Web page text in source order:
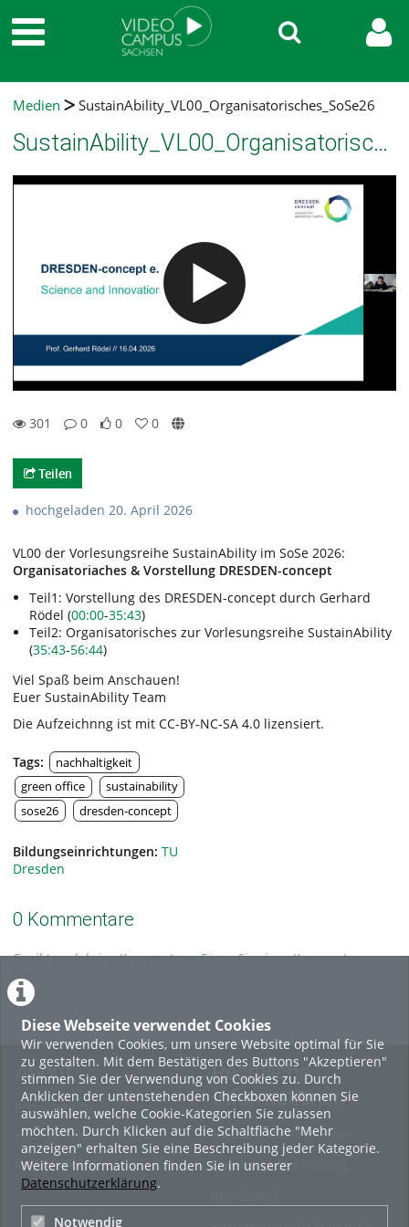
Diese Webseite verwendet Cookies
Wir verwenden Cookies, um unsere Website optimal für Sie
zu gestalten. Mit dem Bestätigen des Buttons "Akzeptieren"
stimmen Sie der Verwendung von Cookies zu. Durch
Anklicken der untenstehenden Checkboxen können Sie
auswählen, welche Cookie-Kategorien Sie zulassen
möchten. Durch Klicken auf die Schaltfläche "Mehr
anzeigen" erhalten Sie eine Beschreibung jeder Kategorie.
Weitere Informationen finden Sie in unserer
Datenschutzerklärung.
Notwendig
Medien SustainAbility_VL00_Organisatorisches_SoSe26
SustainAbility_VL00_Organisatorisches_SoSe26
301
0
0
0
Teilen
hochgeladen 20. April 2026
VL00 der Vorlesungsreihe SustainAbility im SoSe 2026:
Organisatoriaches & Vorstellung DRESDEN-concept
Teil1: Vorstellung des DRESDEN-concept durch Gerhard
Rödel (00:00-35:43)
Teil2: Organisatorisches zur Vorlesungsreihe SustainAbility
(35:43-56:44)
Viel Spaß beim Anschauen!
Euer SustainAbility Team
Die Aufzeichnng ist mit CC-BY-NC-SA 4.0 lizensiert.
Tags:
nachhaltigkeit
green office
sustainability
sose26
dresden-concept
Bildungseinrichtungen: TU
Dresden
0 Kommentare
Es gibt noch keine Kommentare. Fügen Sie einen Kommentar
hinzu.
About
Erste Schritte
Häufige Fragen - FAQ
Betriebsstatus
Rechtliche
Informationen
Nutzungsbedingungen
Datenschutzerklärung